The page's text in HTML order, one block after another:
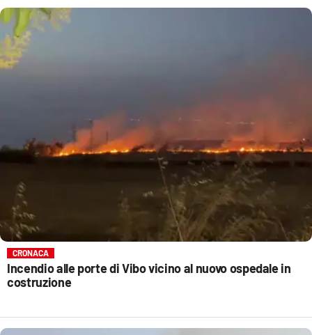
CRONACA
Incendio alle porte di Vibo vicino al nuovo ospedale in
costruzione